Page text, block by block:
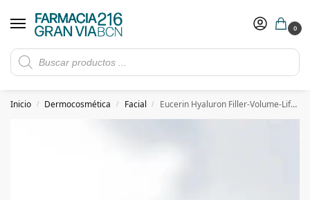
0
Rebajas de verano hasta -30%
​ 5€ de descuento con el cupón 5GRANVIA (compras superiores a 150€)
Inicio / Dermocosmética / Facial / Eucerin Hyaluron Filler-Volume-Lift-Crema Día Fps15 Piel seca 50 ml